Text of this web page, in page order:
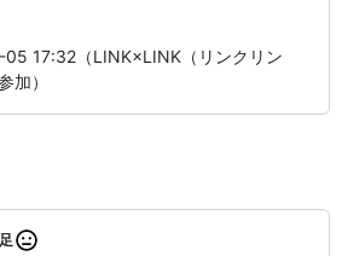
17:32（LINK×LINK（リンクリン
加）